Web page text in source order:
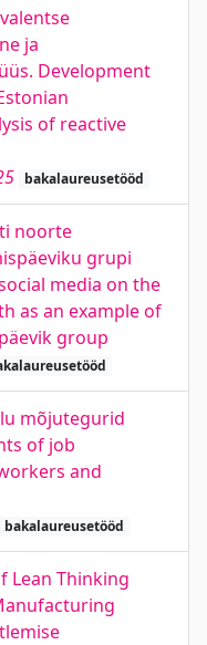
ja
Development
of reactive
bakalaureusetööd
noorte
grupi
media on the
as an example of
group
mõjutegurid
of job
and
bakalaureusetööd
Lean Thinking